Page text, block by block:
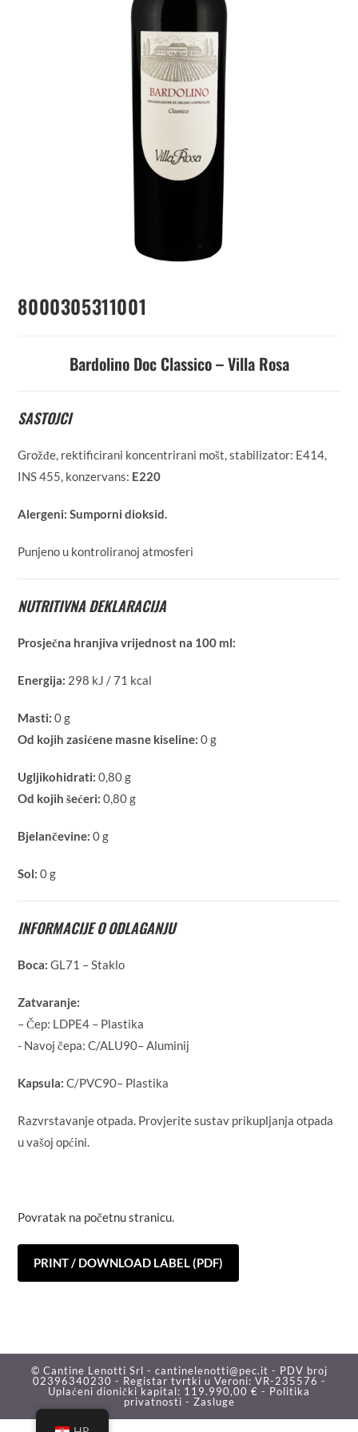
8000305311001
Bardolino Doc Classico – Villa Rosa
SASTOJCI
Grožđe, rektificirani koncentrirani mošt, stabilizator: E414,
INS 455, konzervans: E220
Alergeni: Sumporni dioksid.
Punjeno u kontroliranoj atmosferi
NUTRITIVNA DEKLARACIJA
Prosječna hranjiva vrijednost na 100 ml:
Energija: 298 kJ / 71 kcal
Masti: 0 g
Od kojih zasićene masne kiseline: 0 g
Ugljikohidrati: 0,80 g
Od kojih šećeri: 0,80 g
Bjelančevine:0 g
Sol:0 g
INFORMACIJE O ODLAGANJU
Boca:GL71 – Staklo
Zatvaranje:
– Čep: LDPE4 – Plastika
- Navoj čepa: C/ALU90– Aluminij
Kapsula:C/PVC90– Plastika
Razvrstavanje otpada. Provjerite sustav prikupljanja otpada
u vašoj općini.
Povratak na početnu stranicu.
PRINT / DOWNLOAD LABEL (PDF)
© Cantine Lenotti Srl - cantinelenotti@pec.it - PDV broj
02396340230 - Registar tvrtki u Veroni: VR-235576 -
Uplaćeni dionički kapital: 119.990,00 € - Politika
privatnosti - Zasluge